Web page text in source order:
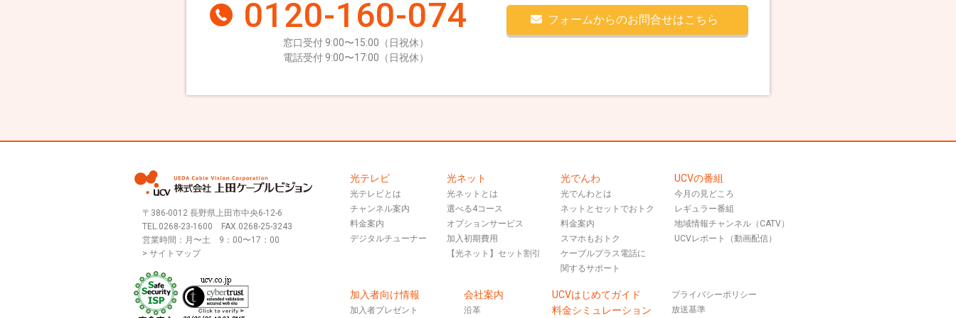
0120-160-074
窓口受付 9:00〜15:00（日祝休）
電話受付 9:00〜17:00（日祝休）
フォームからのお問合せはこちら
〒386-0012 長野県上田市中央6-12-6
TEL.0268-23-1600 FAX.0268-25-3243
営業時間：月〜土 9：00〜17：00
> サイトマップ
光テレビ
光テレビとは
チャンネル案内
料金案内
デジタルチューナー
光ネット
光ネットとは
選べる4コース
オプションサービス
加入初期費用
【光ネット】セット割引
光でんわ
光でんわとは
ネットとセットでおトク
料金案内
スマホもおトク
ケーブルプラス電話に
関するサポート
UCVの番組
今月の見どころ
レギュラー番組
地域情報チャンネル（CATV）
UCVレポート（動画配信）
加入者向け情報
加入者プレゼント
会社案内
沿革
UCVはじめてガイド
料金シミュレーション
プライバシーポリシー
放送基準